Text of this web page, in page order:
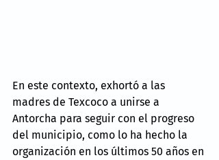
En este contexto, exhortó a las
madres de Texcoco a unirse a
Antorcha para seguir con el progreso
del municipio, como lo ha hecho la
organización en los últimos 50 años en